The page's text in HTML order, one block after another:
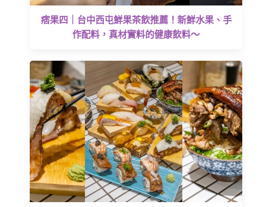
痞果四｜台中西屯鮮果茶飲推薦！新鮮水果、手
作配料，真材實料的健康飲料～